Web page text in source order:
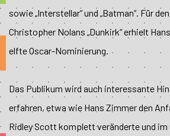
sowie „Interstellar“ und „Batman“. Für
Christopher Nolans „Dunkirk“ erhielt
elfte Oscar-Nominierung.
Das Publikum wird auch interessante
erfahren, etwa wie Hans Zimmer den
Ridley Scott komplett veränderte und